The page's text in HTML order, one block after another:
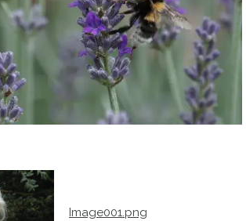
Image001.png